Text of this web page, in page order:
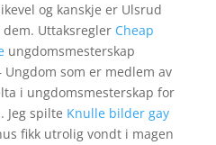
og kanskje er Ulsrud
dem. Uttaksregler Cheap
ungdomsmesterskap
som er medlem av
i ungdomsmesterskap for
Jeg spilte Knulle bilder gay
fikk utrolig vondt i magen